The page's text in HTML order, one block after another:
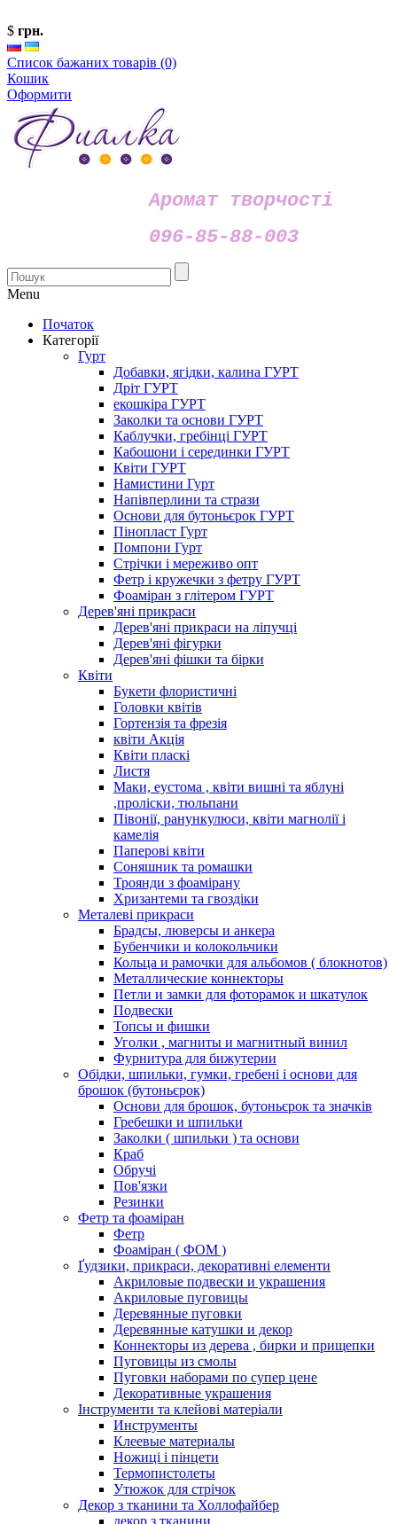
$ грн.
Список бажаних товарів (0)
Кошик
Оформити
Аромат творчості
096-85-88-003
Menu
Початок
Категорії
Гурт
Добавки, ягідки, калина ГУРТ
Дріт ГУРТ
екошкіра ГУРТ
Заколки та основи ГУРТ
Каблучки, гребінці ГУРТ
Кабошони і серединки ГУРТ
Квіти ГУРТ
Намистини Гурт
Напівперлини та стрази
Основи для бутоньєрок ГУРТ
Пінопласт Гурт
Помпони Гурт
Стрічки і мереживо опт
Фетр і кружечки з фетру ГУРТ
Фоаміран з глітером ГУРТ
Дерев'яні прикраси
Дерев'яні прикраси на ліпучці
Дерев'яні фігурки
Дерев'яні фішки та бірки
Квіти
Букети флористичні
Головки квітів
Гортензія та фрезія
квіти Акція
Квіти пласкі
Листя
Маки, еустома , квіти вишні та яблуні
,проліски, тюльпани
Півонії, ранункулюси, квіти магнолії і
камелія
Паперові квіти
Соняшник та ромашки
Троянди з фоамірану
Хризантеми та гвоздіки
Металеві прикраси
Брадсы, люверсы и анкера
Бубенчики и колокольчики
Кольца и рамочки для альбомов ( блокнотов)
Металлические коннекторы
Петли и замки для фоторамок и шкатулок
Подвески
Топсы и фишки
Уголки , магниты и магнитный винил
Фурнитура для бижутерии
Обідки, шпильки, гумки, гребені і основи для
брошок (бутоньєрок)
Основи для брошок, бутоньєрок та значків
Гребешки и шпильки
Заколки ( шпильки ) та основи
Краб
Обручі
Пов'язки
Резинки
Фетр та фоаміран
Фетр
Фоаміран ( ФОМ )
Ґудзики, прикраси, декоративні елементи
Акриловые подвески и украшения
Акриловые пуговицы
Деревянные пуговки
Деревянные катушки и декор
Коннекторы из дерева , бирки и прищепки
Пуговицы из смолы
Пуговки наборами по супер цене
Декоративные украшения
Інструменти та клейові матеріали
Инструменты
Клеевые материалы
Ножиці і пінцети
Термопистолеты
Утюжок для стрічок
Декор з тканини та Холлофайбер
декор з тканини